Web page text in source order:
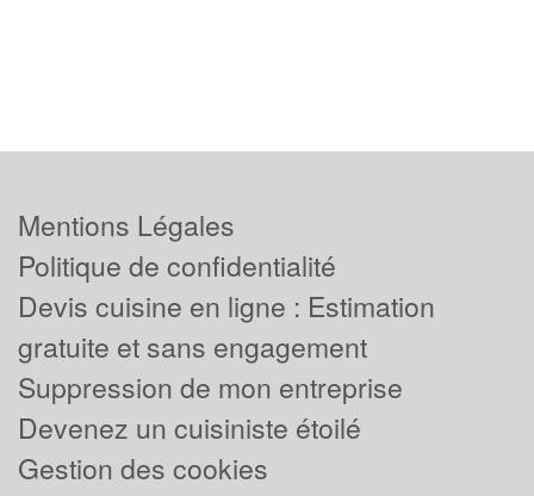
Mentions Légales
Politique de confidentialité
Devis cuisine en ligne : Estimation
gratuite et sans engagement
Suppression de mon entreprise
Devenez un cuisiniste étoilé
Gestion des cookies